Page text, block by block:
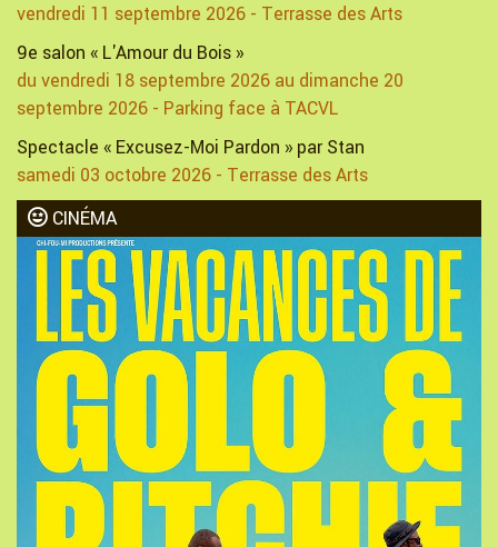
vendredi 11 septembre 2026 - Terrasse des Arts
9e salon « L'Amour du Bois »
du vendredi 18 septembre 2026 au dimanche 20
septembre 2026 - Parking face à TACVL
Spectacle « Excusez-Moi Pardon » par Stan
samedi 03 octobre 2026 - Terrasse des Arts
CINÉMA